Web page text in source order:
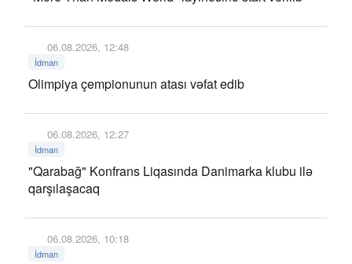
06.08.2026, 12:48
İdman
Olimpiya çempionunun atası vəfat edib
06.08.2026, 12:27
İdman
"Qarabağ" Konfrans Liqasında Danimarka klubu ilə
qarşılaşacaq
06.08.2026, 10:18
İdman